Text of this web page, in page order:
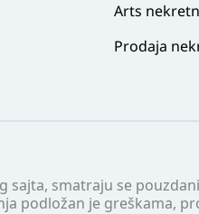
sajta, smatraju se
podložan je greškama,
Arts
Prodaja